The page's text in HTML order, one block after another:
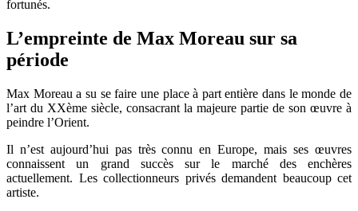
fortunés.
L’empreinte de Max Moreau sur sa
période
Max Moreau a su se faire une place à part entière dans le monde de
l’art du XXème siècle, consacrant la majeure partie de son œuvre à
peindre l’Orient.
Il n’est aujourd’hui pas très connu en Europe, mais ses œuvres
connaissent un grand succès sur le marché des enchères
actuellement. Les collectionneurs privés demandent beaucoup cet
artiste.